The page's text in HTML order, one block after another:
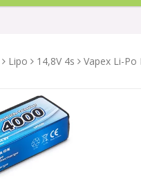
Lipo 14,8V 4s Vapex Li-Po